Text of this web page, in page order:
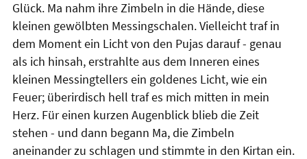
Glück. Ma nahm ihre Zimbeln in die Hände, diese
kleinen gewölbten Messingschalen. Vielleicht traf in
dem Moment ein Licht von den Pujas darauf - genau
als ich hinsah, erstrahlte aus dem Inneren eines
kleinen Messingtellers ein goldenes Licht, wie ein
Feuer; überirdisch hell traf es mich mitten in mein
Herz. Für einen kurzen Augenblick blieb die Zeit
stehen - und dann begann Ma, die Zimbeln
aneinander zu schlagen und stimmte in den Kirtan ein.